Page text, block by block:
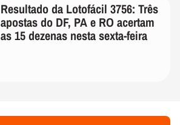
Resultado da Lotofácil 3756: Três
apostas do DF, PA e RO acertam
as 15 dezenas nesta sexta-feira